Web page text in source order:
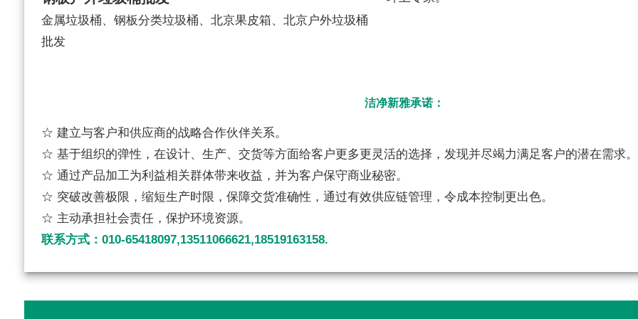
金属垃圾桶、钢板分类垃圾桶、北京果皮箱、北京户外垃圾桶
批发
洁净新雅承诺：
☆ 建立与客户和供应商的战略合作伙伴关系。
☆ 基于组织的弹性，在设计、生产、交货等方面给客户更多更灵活的选择，发现并尽竭力满足客户的潜在需求。
☆ 通过产品加工为利益相关群体带来收益，并为客户保守商业秘密。
☆ 突破改善极限，缩短生产时限，保障交货准确性，通过有效供应链管理，令成本控制更出色。
☆ 主动承担社会责任，保护环境资源。
联系方式：010-65418097,13511066621,18519163158.